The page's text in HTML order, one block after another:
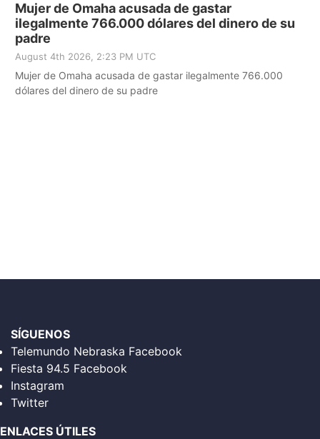
Mujer de Omaha acusada de gastar
ilegalmente 766.000 dólares del dinero de su
padre
August 4th 2026, 2:23 PM UTC
Mujer de Omaha acusada de gastar ilegalmente 766.000
dólares del dinero de su padre
SÍGUENOS
Telemundo Nebraska Facebook
Fiesta 94.5 Facebook
Instagram
Twitter
ENLACES ÚTILES